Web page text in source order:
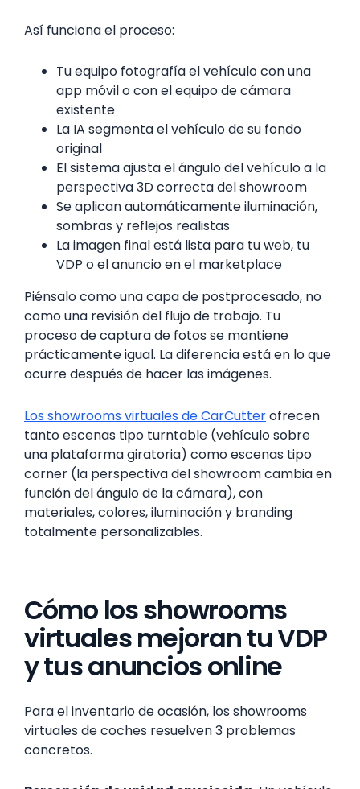
Así funciona el proceso:
Tu equipo fotografía el vehículo con una
app móvil o con el equipo de cámara
existente
La IA segmenta el vehículo de su fondo
original
El sistema ajusta el ángulo del vehículo a la
perspectiva 3D correcta del showroom
Se aplican automáticamente iluminación,
sombras y reflejos realistas
La imagen final está lista para tu web, tu
VDP o el anuncio en el marketplace
Piénsalo como una capa de postprocesado, no
como una revisión del flujo de trabajo. Tu
proceso de captura de fotos se mantiene
prácticamente igual. La diferencia está en lo que
ocurre después de hacer las imágenes.
Los showrooms virtuales de CarCutterofrecen
tanto escenas tipo turntable (vehículo sobre
una plataforma giratoria) como escenas tipo
corner (la perspectiva del showroom cambia en
función del ángulo de la cámara), con
materiales, colores, iluminación y branding
totalmente personalizables.
Cómo los showrooms
virtuales mejoran tu VDP
y tus anuncios online
Para el inventario de ocasión, los showrooms
virtuales de coches resuelven 3 problemas
concretos.